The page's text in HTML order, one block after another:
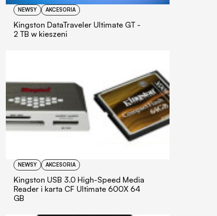
NEWSY AKCESORIA
Kingston DataTraveler Ultimate GT -
2 TB w kieszeni
NEWSY AKCESORIA
Kingston USB 3.0 High-Speed Media
Reader i karta CF Ultimate 600X 64
GB